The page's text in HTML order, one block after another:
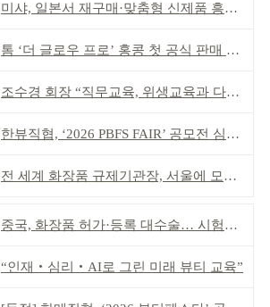
미샤, 일본서 재구매·맞춤형 신제품 흥행 ‘쌍끌이’
톰 ‘더 글로우 프로’ 홍콩 첫 공식 판매 완판
조수경 회장 “직무교육, 위생교육과 다르다”
한뷰직협, ‘2026 PBFS FAIR’ 공모전 심사 성료
전 세계 화장품 규제기관장, 서울에 모인다
중국, 화장품 허가·등록 대수술… 시험자료 공용 허용
“인재‧심리‧AI로 그린 미래 뷰티 교육”